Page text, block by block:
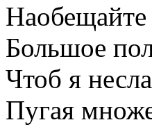
Большое
Чтоб я
Пугая